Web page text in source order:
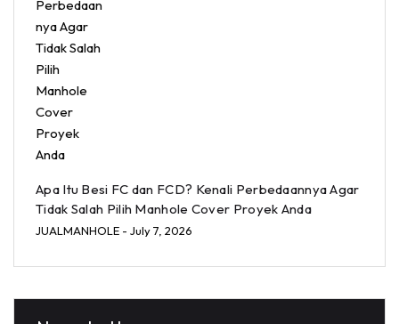
Apa Itu Besi FC dan FCD? Kenali Perbedaannya Agar
Tidak Salah Pilih Manhole Cover Proyek Anda
JUALMANHOLE - July 7, 2026